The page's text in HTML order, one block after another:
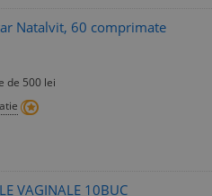
Natalvit, 60 comprimate
de 500 lei
VAGINALE 10BUC